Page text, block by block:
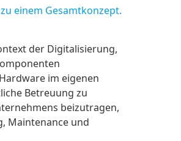
einem Gesamtkonzept.
der Digitalisierung,
im eigenen
Betreuung zu
beizutragen,
Maintenance und